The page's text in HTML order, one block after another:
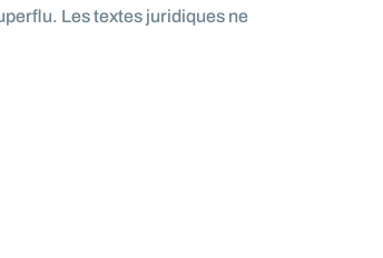
Les textes juridiques ne